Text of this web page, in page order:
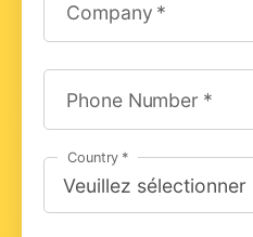
Company
Phone Number
Country